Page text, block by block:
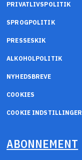
PRIVATLIVSPOLITIK
SPROGPOLITIK
PRESSESKIK
ALKOHOLPOLITIK
NYHEDSBREVE
COOKIES
COOKIE INDSTILLINGER
ABONNEMENT